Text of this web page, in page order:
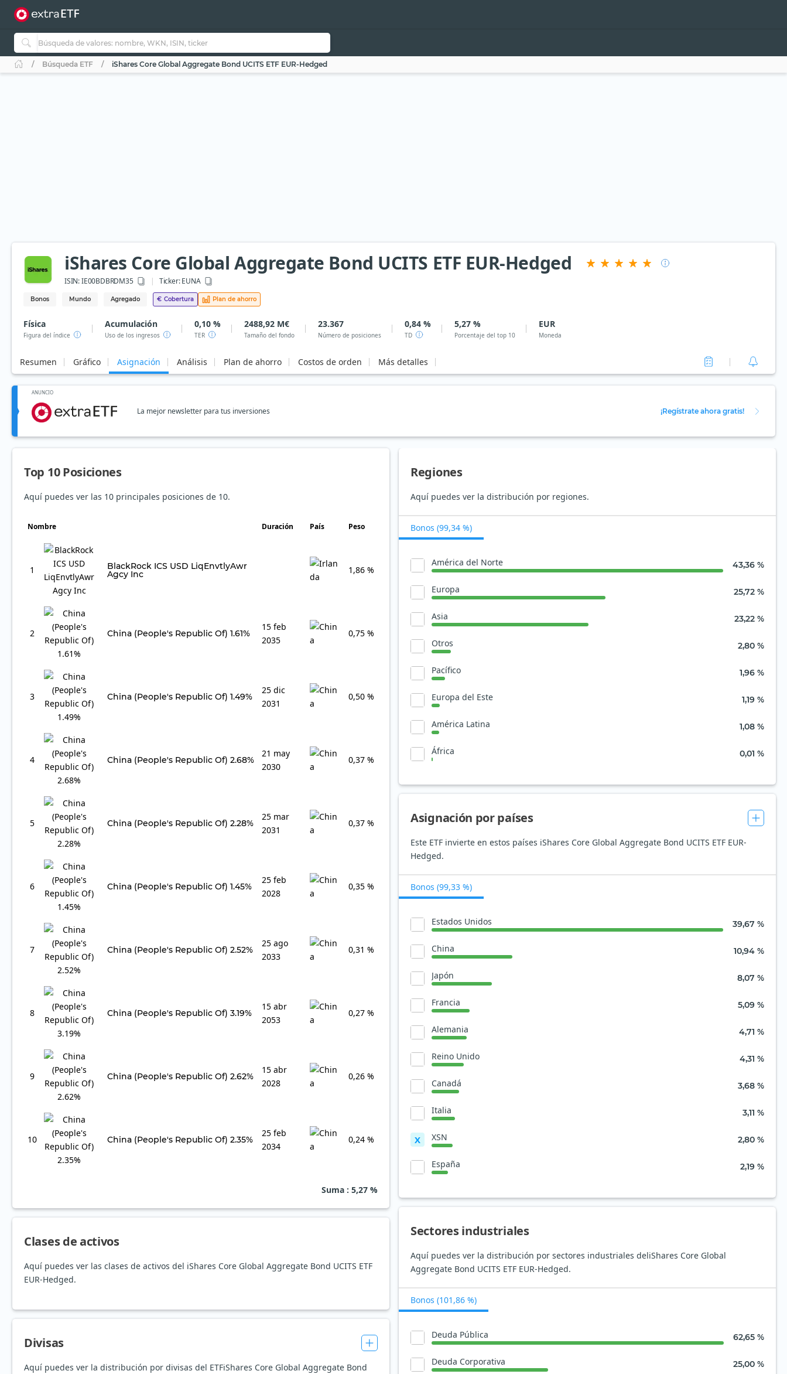
Búsqueda ETF iShares Core Global Aggregate Bond UCITS ETF EUR-Hedged
iShares Core Global Aggregate Bond UCITS ETF EUR-Hedged
ISIN:IE00BDBRDM35 Ticker:EUNA
Bonos Mundo Agregado € Cobertura Plan de ahorro
Física
Figura del índice
Acumulación
Uso de los ingresos
0,10 %
TER
2488,92 M€
Tamaño del fondo
23.367
Número de posiciones
0,84 %
TD
5,27 %
Porcentaje del top 10
EUR
Moneda
Resumen Gráfico Asignación Análisis Plan de ahorro Costos de orden Más detalles
ANUNCIO
La mejor newsletter para tus inversiones ¡Regístrate ahora gratis!
Top 10 Posiciones
Aquí puedes ver las 10 principales posiciones de 10.
Nombre Duración País Peso
1 BlackRock ICS USD LiqEnvtlyAwr
Agcy Inc 1,86 %
2 China (People's Republic Of) 1.61%
15 feb
2035
0,75 %
3 China (People's Republic Of) 1.49%
25 dic
2031
0,50 %
4 China (People's Republic Of) 2.68%
21 may
2030
0,37 %
5 China (People's Republic Of) 2.28%
25 mar
2031
0,37 %
6 China (People's Republic Of) 1.45%
25 feb
2028
0,35 %
7 China (People's Republic Of) 2.52%
25 ago
2033
0,31 %
8 China (People's Republic Of) 3.19%
15 abr
2053
0,27 %
9 China (People's Republic Of) 2.62%
15 abr
2028
0,26 %
10 China (People's Republic Of) 2.35%
25 feb
2034
0,24 %
Suma : 5,27 %
Clases de activos
Aquí puedes ver las clases de activos del iShares Core Global Aggregate Bond UCITS ETF
EUR-Hedged.
Divisas
Aquí puedes ver la distribución por divisas del ETFiShares Core Global Aggregate Bond
Regiones
Aquí puedes ver la distribución por regiones.
Bonos (99,34 %)
América del Norte 43,36 %
Europa 25,72 %
Asia 23,22 %
Otros 2,80 %
Pacífico 1,96 %
Europa del Este 1,19 %
América Latina 1,08 %
África 0,01 %
Asignación por países
Este ETF invierte en estos países iShares Core Global Aggregate Bond UCITS ETF EUR-
Hedged.
Bonos (99,33 %)
Estados Unidos 39,67 %
China 10,94 %
Japón 8,07 %
Francia 5,09 %
Alemania 4,71 %
Reino Unido 4,31 %
Canadá 3,68 %
Italia 3,11 %
X XSN 2,80 %
España 2,19 %
Sectores industriales
Aquí puedes ver la distribución por sectores industriales deliShares Core Global
Aggregate Bond UCITS ETF EUR-Hedged.
Bonos (101,86 %)
Deuda Pública 62,65 %
Deuda Corporativa 25,00 %